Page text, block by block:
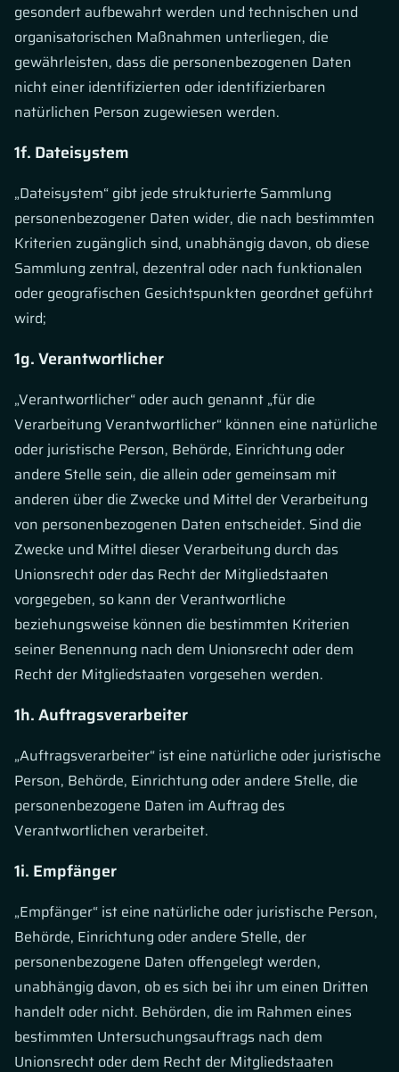
gesondert aufbewahrt werden und technischen und
organisatorischen Maßnahmen unterliegen, die
gewährleisten, dass die personenbezogenen Daten
nicht einer identifizierten oder identifizierbaren
natürlichen Person zugewiesen werden.
1f. Dateisystem
„Dateisystem“ gibt jede strukturierte Sammlung
personenbezogener Daten wider, die nach bestimmten
Kriterien zugänglich sind, unabhängig davon, ob diese
Sammlung zentral, dezentral oder nach funktionalen
oder geografischen Gesichtspunkten geordnet geführt
wird;
1g. Verantwortlicher
„Verantwortlicher“ oder auch genannt „für die
Verarbeitung Verantwortlicher“ können eine natürliche
oder juristische Person, Behörde, Einrichtung oder
andere Stelle sein, die allein oder gemeinsam mit
anderen über die Zwecke und Mittel der Verarbeitung
von personenbezogenen Daten entscheidet. Sind die
Zwecke und Mittel dieser Verarbeitung durch das
Unionsrecht oder das Recht der Mitgliedstaaten
vorgegeben, so kann der Verantwortliche
beziehungsweise können die bestimmten Kriterien
seiner Benennung nach dem Unionsrecht oder dem
Recht der Mitgliedstaaten vorgesehen werden.
1h. Auftragsverarbeiter
„Auftragsverarbeiter“ ist eine natürliche oder juristische
Person, Behörde, Einrichtung oder andere Stelle, die
personenbezogene Daten im Auftrag des
Verantwortlichen verarbeitet.
1i. Empfänger
„Empfänger“ ist eine natürliche oder juristische Person,
Behörde, Einrichtung oder andere Stelle, der
personenbezogene Daten offengelegt werden,
unabhängig davon, ob es sich bei ihr um einen Dritten
handelt oder nicht. Behörden, die im Rahmen eines
bestimmten Untersuchungsauftrags nach dem
Unionsrecht oder dem Recht der Mitgliedstaaten